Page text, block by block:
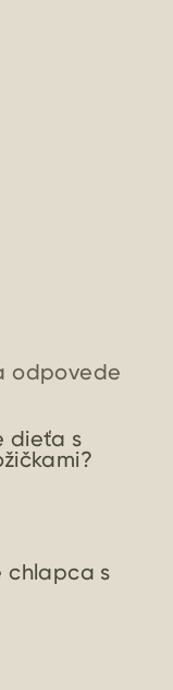
odpovede
dieťa s
chlapca s